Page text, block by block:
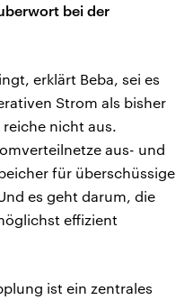
bei der
erklärt Beba, sei es
Strom als bisher
reiche nicht aus.
aus- und
für überschüssige
es geht darum, die
effizient
ist ein zentrales